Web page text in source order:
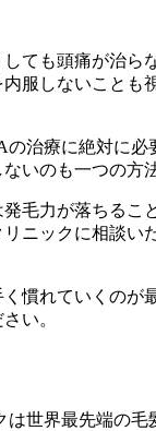
しても頭痛が治ら
服しないことも
の治療に絶対に必
いのも一つの方
毛力が落ちるこ
ニックに相談い
く慣れていくのが
い。
世界最先端の毛